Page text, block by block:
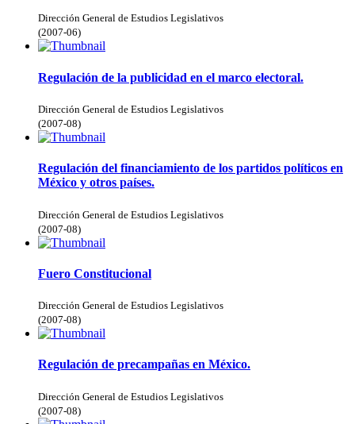
Dirección General de Estudios Legislativos
(2007-06)
Regulación de la publicidad en el marco electoral.
Dirección General de Estudios Legislativos
(2007-08)
Regulación del financiamiento de los partidos políticos en
México y otros países.
Dirección General de Estudios Legislativos
(2007-08)
Fuero Constitucional
Dirección General de Estudios Legislativos
(2007-08)
Regulación de precampañas en México.
Dirección General de Estudios Legislativos
(2007-08)